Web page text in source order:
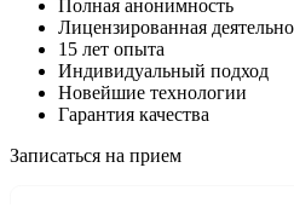
Полная анонимность
Лицензированная
15 лет опыта
Индивидуальный подход
Новейшие технологии
Гарантия качества
Записаться на прием